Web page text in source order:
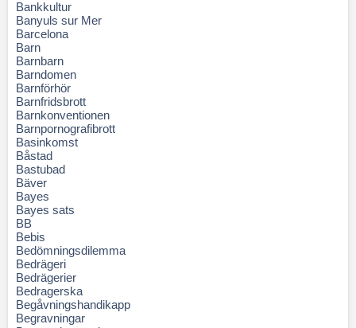
Bankkultur
Banyuls sur Mer
Barcelona
Barn
Barnbarn
Barndomen
Barnförhör
Barnfridsbrott
Barnkonventionen
Barnpornografibrott
Basinkomst
Båstad
Bastubad
Bäver
Bayes
Bayes sats
BB
Bebis
Bedömningsdilemma
Bedrägeri
Bedrägerier
Bedragerska
Begåvningshandikapp
Begravningar